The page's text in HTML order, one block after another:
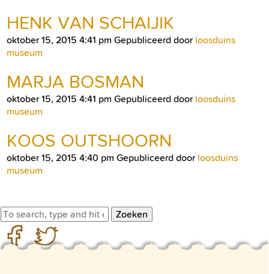
HENK VAN SCHAIJIK
oktober 15, 2015 4:41 pm Gepubliceerd door loosduins
museum
MARJA BOSMAN
oktober 15, 2015 4:41 pm Gepubliceerd door loosduins
museum
KOOS OUTSHOORN
oktober 15, 2015 4:40 pm Gepubliceerd door loosduins
museum
Zoeken